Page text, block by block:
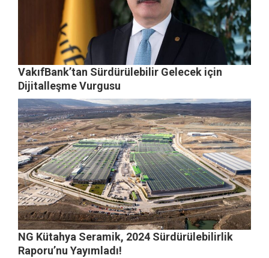
VakıfBank’tan Sürdürülebilir Gelecek için
Dijitalleşme Vurgusu
NG Kütahya Seramik, 2024 Sürdürülebilirlik
Raporu’nu Yayımladı!